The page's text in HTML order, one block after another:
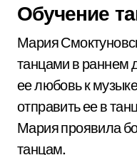
Обучение
Мария
танцами в раннем
ее любовь к
отправить ее в
Мария проявила
танцам.